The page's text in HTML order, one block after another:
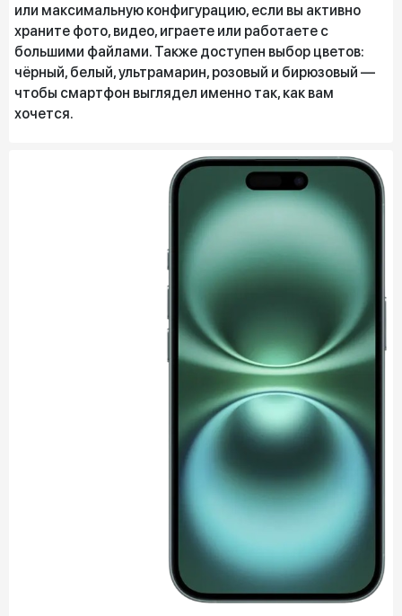
или максимальную конфигурацию, если вы активно
храните фото, видео, играете или работаете с
большими файлами. Также доступен выбор цветов:
чёрный, белый, ультрамарин, розовый и бирюзовый —
чтобы смартфон выглядел именно так, как вам
хочется.